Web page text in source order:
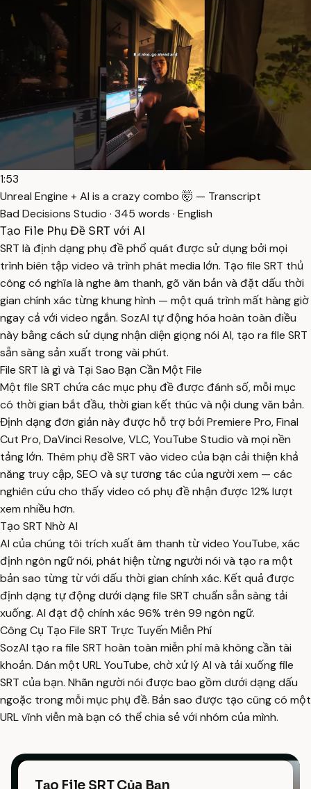
1:53
Unreal Engine + AI is a crazy combo 🤯 — Transcript
Bad Decisions Studio · 345 words · English
Tạo File Phụ Đề SRT với AI
SRT là định dạng phụ đề phổ quát được sử dụng bởi mọi
trình biên tập video và trình phát media lớn. Tạo file SRT thủ
công có nghĩa là nghe âm thanh, gõ văn bản và đặt dấu thời
gian chính xác từng khung hình — một quá trình mất hàng giờ
ngay cả với video ngắn. SozAI tự động hóa hoàn toàn điều
này bằng cách sử dụng nhận diện giọng nói AI, tạo ra file SRT
sẵn sàng sản xuất trong vài phút.
File SRT là gì và Tại Sao Bạn Cần Một File
Một file SRT chứa các mục phụ đề được đánh số, mỗi mục
có thời gian bắt đầu, thời gian kết thúc và nội dung văn bản.
Định dạng đơn giản này được hỗ trợ bởi Premiere Pro, Final
Cut Pro, DaVinci Resolve, VLC, YouTube Studio và mọi nền
tảng lớn. Thêm phụ đề SRT vào video của bạn cải thiện khả
năng truy cập, SEO và sự tương tác của người xem — các
nghiên cứu cho thấy video có phụ đề nhận được 12% lượt
xem nhiều hơn.
Tạo SRT Nhờ AI
AI của chúng tôi trích xuất âm thanh từ video YouTube, xác
định ngôn ngữ nói, phát hiện từng người nói và tạo ra một
bản sao từng từ với dấu thời gian chính xác. Kết quả được
định dạng tự động dưới dạng file SRT chuẩn sẵn sàng tải
xuống. AI đạt độ chính xác 96% trên 99 ngôn ngữ.
Công Cụ Tạo File SRT Trực Tuyến Miễn Phí
SozAI tạo ra file SRT hoàn toàn miễn phí mà không cần tài
khoản. Dán một URL YouTube, chờ xử lý AI và tải xuống file
SRT của bạn. Nhãn người nói được bao gồm dưới dạng dấu
ngoặc trong mỗi mục phụ đề. Bản sao được tạo cũng có một
URL vĩnh viễn mà bạn có thể chia sẻ với nhóm của mình.
Tạo File SRT Của Bạn